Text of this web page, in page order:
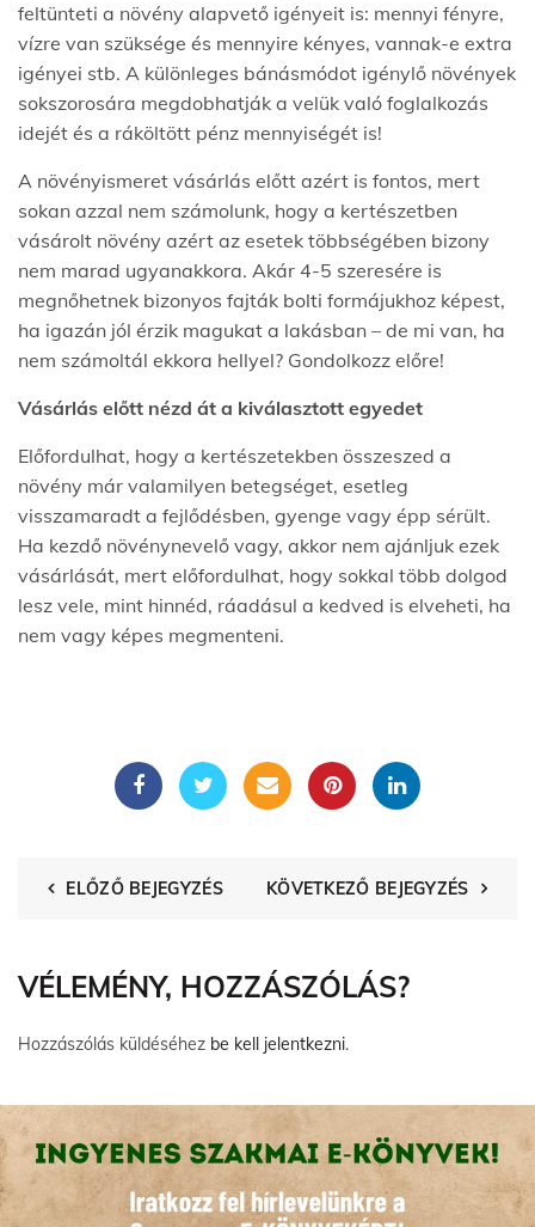
feltünteti a növény alapvető igényeit is: mennyi fényre,
vízre van szüksége és mennyire kényes, vannak-e extra
igényei stb. A különleges bánásmódot igénylő növények
sokszorosára megdobhatják a velük való foglalkozás
idejét és a ráköltött pénz mennyiségét is!
A növényismeret vásárlás előtt azért is fontos, mert
sokan azzal nem számolunk, hogy a kertészetben
vásárolt növény azért az esetek többségében bizony
nem marad ugyanakkora. Akár 4-5 szeresére is
megnőhetnek bizonyos fajták bolti formájukhoz képest,
ha igazán jól érzik magukat a lakásban – de mi van, ha
nem számoltál ekkora hellyel? Gondolkozz előre!
Vásárlás előtt nézd át a kiválasztott egyedet
Előfordulhat, hogy a kertészetekben összeszed a
növény már valamilyen betegséget, esetleg
visszamaradt a fejlődésben, gyenge vagy épp sérült.
Ha kezdő növénynevelő vagy, akkor nem ajánljuk ezek
vásárlását, mert előfordulhat, hogy sokkal több dolgod
lesz vele, mint hinnéd, ráadásul a kedved is elveheti, ha
nem vagy képes megmenteni.
ELŐZŐ BEJEGYZÉS KÖVETKEZŐ BEJEGYZÉS
VÉLEMÉNY, HOZZÁSZÓLÁS?
Hozzászólás küldéséhez be kell jelentkezni.